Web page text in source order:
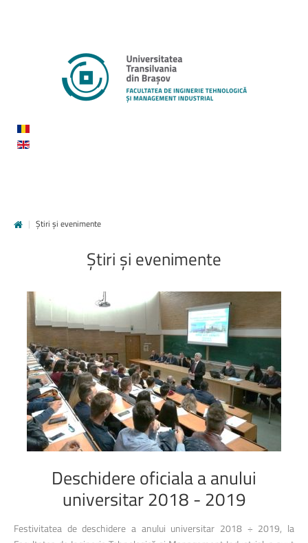
| Știri și evenimente
Știri și evenimente
Deschidere oficialaaanului
universitar2018 - 2019
Festivitatea de deschidere a anului universitar 2018 ÷ 2019, la